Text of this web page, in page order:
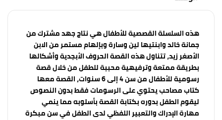
هذه السلسلة القصصية للأطفال هي نتاج جهد مشترك من
جمانة خالد وابنتيها لين وسارة وبإلهام مستمر من الابن
الأصغر زيد، تتناول هذه القصة الحروف الأبجدية وأشكالها
بطريقة ممتعة وترفيهية محببة للطفل من خلال قصة
رسومية للأطفال من سن 4 إلى 6 سنوات، القصة معها
كتاب مصاحب يحتوي على الرسومات فقط بدون النصوص
ليقوم الطفل بدوره بكتابة القصة بأسلوبه مما ينمي
مهارة الإدراك والتعبير اللفظي لدى الطفل في سن مبكرة